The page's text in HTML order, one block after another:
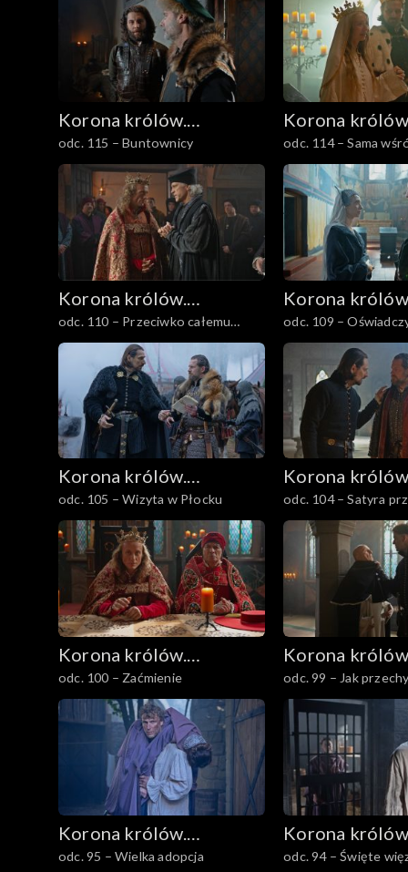
Korona królów.
Jagiellonowie
odc. 115 – Buntownicy
Korona królów.
Jagiellonowie
odc. 114 – Sama
Korona królów.
Jagiellonowie
odc. 110 – Przeciwko całemu
światu
Korona królów.
Jagiellonowie
odc. 109 –
Korona królów.
Jagiellonowie
odc. 105 – Wizyta w Płocku
Korona
Jagiellonowie
odc. 104 – Satyra
nikczemnościom
Korona królów.
Jagiellonowie
odc. 100 – Zaćmienie
Korona
Jagiellonowie
odc. 99 – Jak
inkwizycję?
Korona królów.
Jagiellonowie
odc. 95 – Wielka adopcja
Korona
Jagiellonowie
odc. 94 – Święte